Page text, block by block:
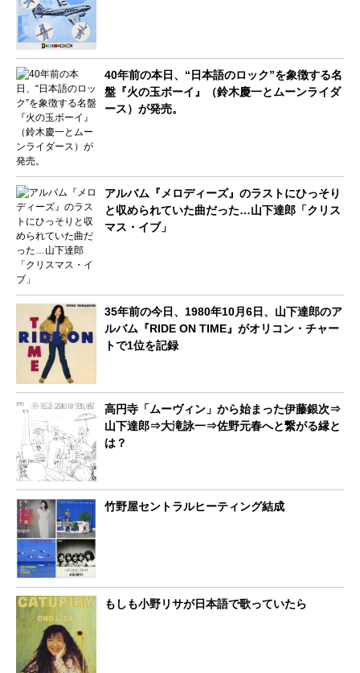
40年前の本日、“日本語のロック”を象徴する名
盤『火の玉ボーイ』（鈴木慶一とムーンライダ
ース）が発売。
アルバム『メロディーズ』のラストにひっそり
と収められていた曲だった…山下達郎「クリス
マス・イブ」
35年前の今日、1980年10月6日、山下達郎のア
ルバム『RIDE ON TIME』がオリコン・チャー
トで1位を記録
高円寺「ムーヴィン」から始まった伊藤銀次⇒
山下達郎⇒大滝詠一⇒佐野元春へと繋がる縁と
は？
竹野屋セントラルヒーティング結成
もしも小野リサが日本語で歌っていたら